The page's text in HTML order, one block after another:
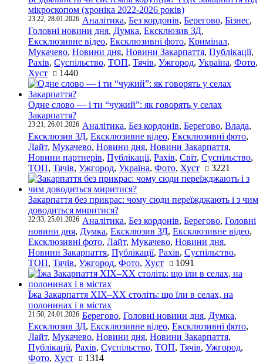
мікроскопом (хроніка 2022-2026 років)
23:22, 28.01.2026 Аналітика, Без кордонів, Берегово, Бізнес,
Головні новини дня, Думка, Ексклюзив ЗД,
Ексклюзивне відео, Ексклюзивні фото, Кримінал,
Мукачево, Новини дня, Новини Закарпаття, Публікації,
Рахів, Суспільство, ТОП, Тячів, Ужгород, Україна, Фото,
Хуст
1440
Одне слово — і ти “чужий”: як говорять у селах
Закарпаття?
23:21, 26.01.2026 Аналітика, Без кордонів, Берегово, Влада,
Ексклюзив ЗД, Ексклюзивне відео, Ексклюзивні фото,
Лайт, Мукачево, Новини дня, Новини Закарпаття,
Новини партнерів, Публікації, Рахів, Світ, Суспільство,
ТОП, Тячів, Ужгород, Україна, Фото, Хуст 3221
Закарпаття без прикрас: чому сюди переїжджають і з чим
доводиться миритися?
22:33, 25.01.2026 Аналітика, Без кордонів, Берегово, Головні
новини дня, Думка, Ексклюзив ЗД, Ексклюзивне відео,
Ексклюзивні фото, Лайт, Мукачево, Новини дня,
Новини Закарпаття, Публікації, Рахів, Суспільство,
ТОП, Тячів, Ужгород, Фото, Хуст 1091
Їжа Закарпаття ХІХ–ХХ століть: що їли в селах, на
полонинах і в містах
21:50, 24.01.2026 Берегово, Головні новини дня, Думка,
Ексклюзив ЗД, Ексклюзивне відео, Ексклюзивні фото,
Лайт, Мукачево, Новини дня, Новини Закарпаття,
Публікації, Рахів, Суспільство, ТОП, Тячів, Ужгород,
Фото, Хуст 1314